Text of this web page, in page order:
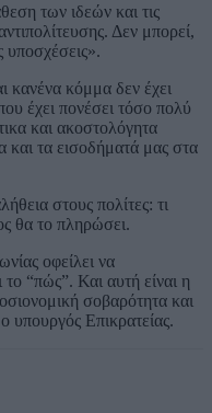
των ιδεών και τις
Δεν μπορεί,
υποσχέσεις».
κανένα κόμμα δεν έχει
έχει πονέσει τόσο πολύ
και ακοστολόγητα
και τα εισοδήματά μας στα
στους πολίτες: τι
θα το πληρώσει.
οφείλει να
το “πώς”. Και αυτή είναι η
σοβαρότητα και
υπουργός Επικρατείας.